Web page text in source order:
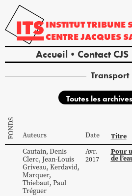
INSTITUTTRIBUNE
CENTREJACQUES
Accueil Contact CJS
Transport
FONDS Auteurs Date Titre
Cautain, Denis
Clerc, Jean-Louis
Griveau, Kerdavid,
Marquer,
Thiebaut, Paul
Tréguer
Avr.
2017
Pour
de